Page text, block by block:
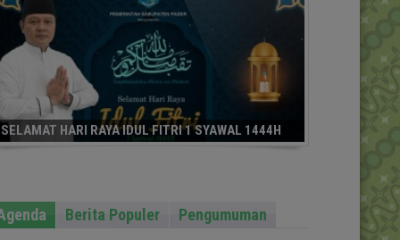
SELAMAT HARI RAYA IDUL FITRI 1 SYAWAL 1444H
Berita Populer Pengumuman